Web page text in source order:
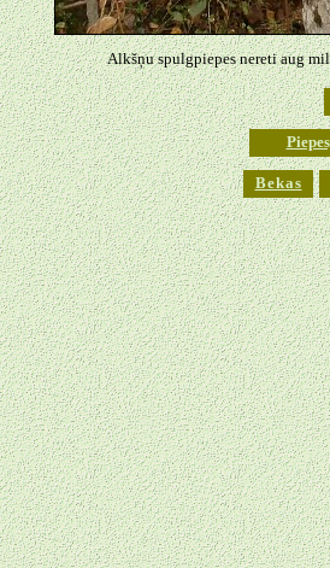
Alkšņu spulgpiepes nereti aug
Bekas